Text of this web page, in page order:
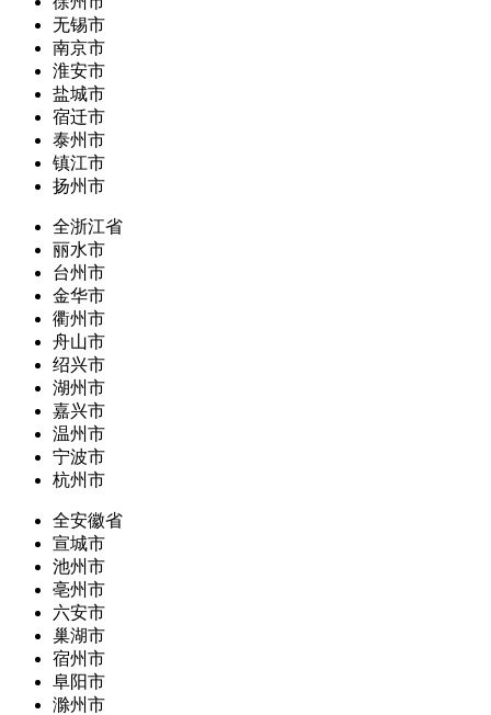
无锡市
南京市
淮安市
盐城市
宿迁市
泰州市
镇江市
扬州市
全浙江省
丽水市
台州市
金华市
衢州市
舟山市
绍兴市
湖州市
嘉兴市
温州市
宁波市
杭州市
全安徽省
宣城市
池州市
亳州市
六安市
巢湖市
宿州市
阜阳市
滁州市